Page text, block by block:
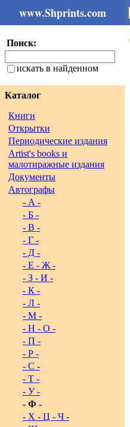
www.Shprints.com
Поиск:
искать в найденном
Каталог
Книги
Открытки
Периодические издания
Artist's books и
малотиражные издания
Документы
Автографы
- А -
- Б -
- В -
- Г -
- Д -
- Е - Ж -
- З - И -
- К -
- Л -
- М -
- Н - О -
- П -
- Р -
- С -
- Т -
- У -
- Ф -
- Х - Ц - Ч -